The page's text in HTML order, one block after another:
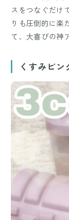
スをつなぐだけ
りも圧倒的に楽
て、大喜びの神
くすみピ